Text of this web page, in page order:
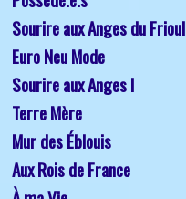
Sourire aux Anges du Frioul
Euro Neu Mode
Sourire aux Anges I
Terre Mère
Mur des Éblouis
Aux Rois de France